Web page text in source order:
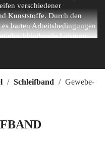
verschiedener
Kunststoffe. Durch den
harten Arbeitsbedingungen
gleichbleibende Leistung
Fertigungs- und
Schleifband
Gewebe-